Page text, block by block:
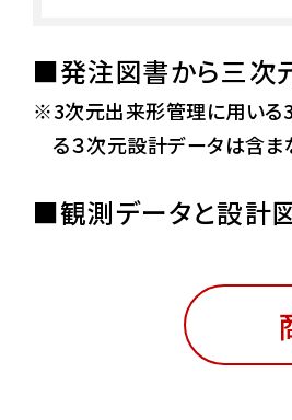
■発注図書から三次
※3次元出来形管理に用いる
る３次元設計データは含ま
■観測データと設計